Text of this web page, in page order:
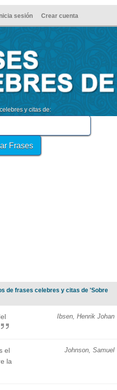
Inicia sesión Crear cuenta
y citas de:
de frases celebres y citas de 'Sobre
Ibsen, Henrik Johan
Johnson, Samuel
el
la